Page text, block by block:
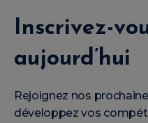
Inscrivez-
aujourd’hui
Rejoignez nos
développez vos